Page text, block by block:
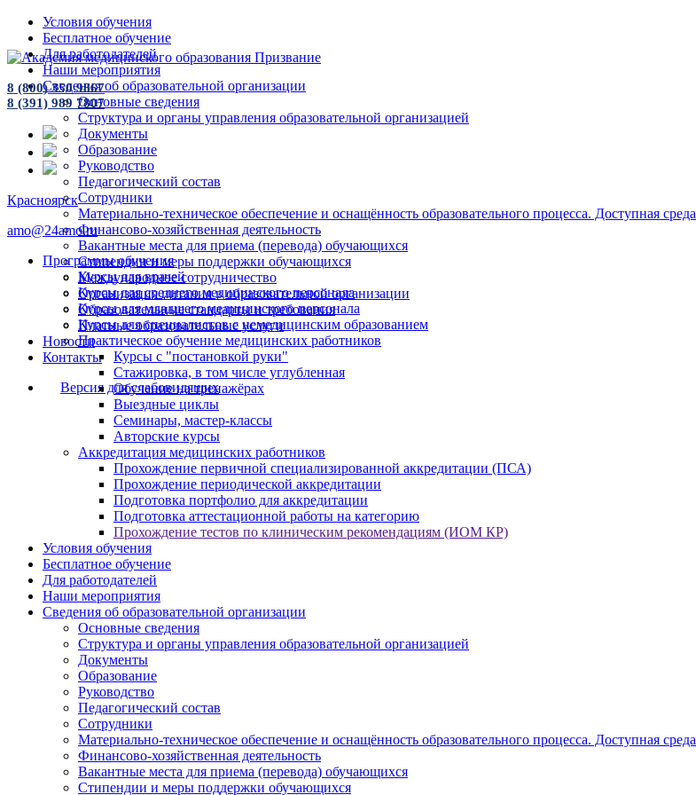
Условия обучения
Бесплатное обучение
Для работодателей
Наши мероприятия
Сведения об образовательной организации
Основные сведения
Структура и органы управления образовательной организацией
Документы
Образование
Руководство
Педагогический состав
Сотрудники
Материально-техническое обеспечение и оснащённость образовательного процесса. Доступная среда
Финансово-хозяйственная деятельность
Вакантные места для приема (перевода) обучающихся
Стипендии и меры поддержки обучающихся
Международное сотрудничество
Организация питания в образовательной организации
Образовательные стандарты и требования
Платные образовательные услуги
Новости
Контакты
Версия для слабовидящих
8 (800) 350 9867
8 (391) 989 7807
Красноярск
amo@24amo.ru
Программы обучения
Курсы для врачей
Курсы для среднего медицинского персонала
Курсы для младшего медицинского персонала
Курсы для специалистов с немедицинским образованием
Практическое обучение медицинских работников
Курсы с "постановкой руки"
Стажировка, в том числе углубленная
Обучение на тренажёрах
Выездные циклы
Семинары, мастер-классы
Авторские курсы
Аккредитация медицинских работников
Прохождение первичной специализированной аккредитации (ПСА)
Прохождение периодической аккредитации
Подготовка портфолио для аккредитации
Подготовка аттестационной работы на категорию
Прохождение тестов по клиническим рекомендациям (ИОМ КР)
Условия обучения
Бесплатное обучение
Для работодателей
Наши мероприятия
Сведения об образовательной организации
Основные сведения
Структура и органы управления образовательной организацией
Документы
Образование
Руководство
Педагогический состав
Сотрудники
Материально-техническое обеспечение и оснащённость образовательного процесса. Доступная среда
Финансово-хозяйственная деятельность
Вакантные места для приема (перевода) обучающихся
Стипендии и меры поддержки обучающихся